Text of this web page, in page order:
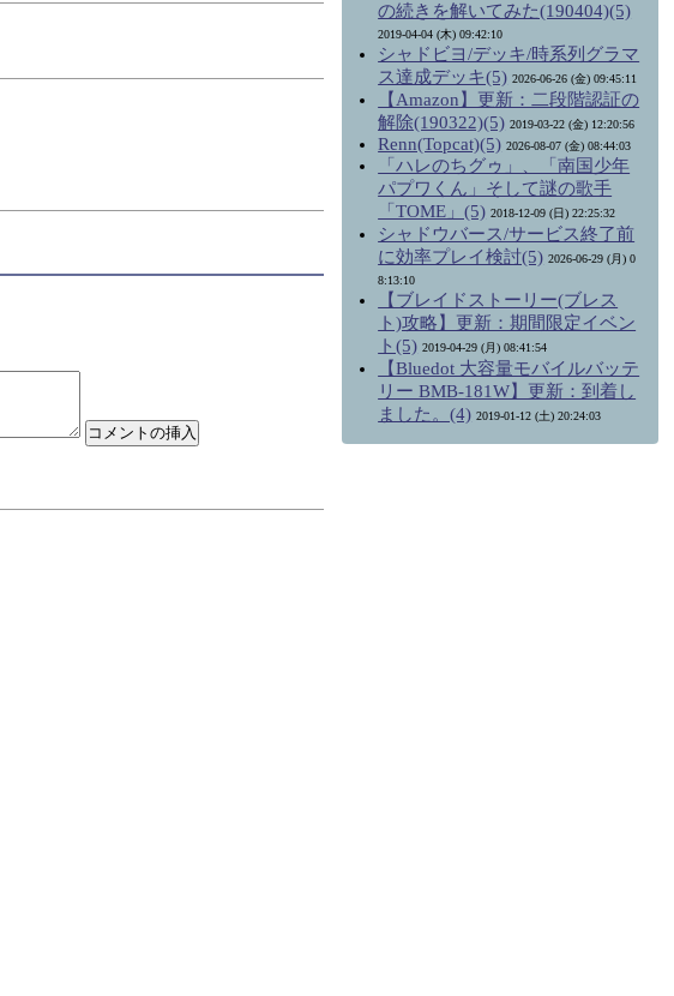
の続きを解いてみた(190404)(5)
2019-04-04 (木) 09:42:10
シャドビヨ/デッキ/時系列グラマ
ス達成デッキ(5) 2026-06-26 (金) 09:45:11
【Amazon】更新：二段階認証の
解除(190322)(5) 2019-03-22 (金) 12:20:56
Renn(Topcat)(5) 2026-08-07 (金) 08:44:03
「ハレのちグゥ」、「南国少年
パプワくん」そして謎の歌手
「TOME」(5) 2018-12-09 (日) 22:25:32
シャドウバース/サービス終了前
に効率プレイ検討(5) 2026-06-29 (月) 0
8:13:10
【ブレイドストーリー(ブレス
ト)攻略】更新：期間限定イベン
ト(5) 2019-04-29 (月) 08:41:54
【Bluedot 大容量モバイルバッテ
リー BMB-181W】更新：到着し
ました。(4) 2019-01-12 (土) 20:24:03